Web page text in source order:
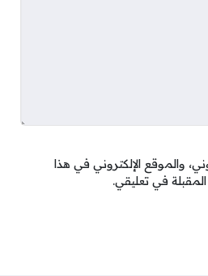
والموقع الإلكتروني في هذا
في تعليقي.